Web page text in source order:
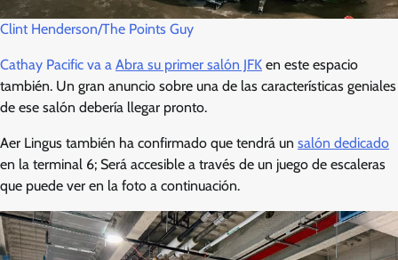
Clint Henderson/The Points Guy
Cathay Pacific va a Abra su primer salón JFK en este espacio
también. Un gran anuncio sobre una de las características geniales
de ese salón debería llegar pronto.
Aer Lingus también ha confirmado que tendrá un salón dedicado
en la terminal 6; Será accesible a través de un juego de escaleras
que puede ver en la foto a continuación.